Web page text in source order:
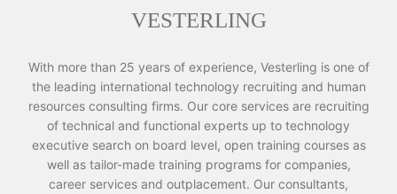
VESTERLING
With more than 25 years of experience, Vesterling is one of
the leading international technology recruiting and human
resources consulting firms. Our core services are recruiting
of technical and functional experts up to technology
executive search on board level, open training courses as
well as tailor-made training programs for companies,
career services and outplacement. Our consultants,